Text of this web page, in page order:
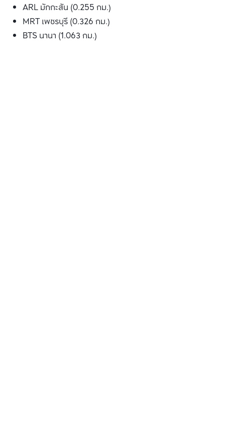
ARL มักกะสัน (0.255 กม.)
MRT เพชรบุรี (0.326 กม.)
BTS นานา (1.063 กม.)